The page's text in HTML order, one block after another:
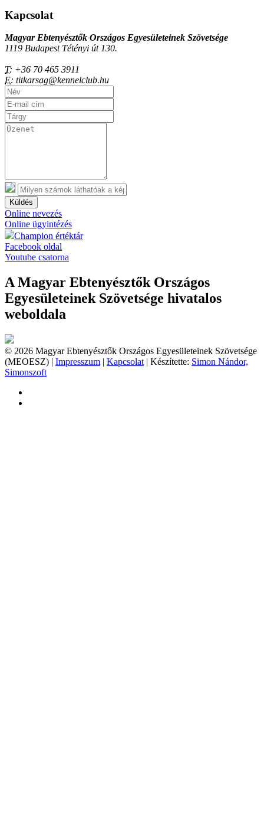
Kapcsolat
Magyar Ebtenyésztők Országos Egyesületeinek Szövetsége
1119 Budapest Tétényi út 130.
T: +36 70 465 3911
E: titkarsag@kennelclub.hu
Küldés
Online nevezés
Online ügyintézés
Champion értéktár
Facebook oldal
Youtube csatorna
A Magyar Ebtenyésztők Országos
Egyesületeinek Szövetsége hivatalos
weboldala
© 2026 Magyar Ebtenyésztők Országos Egyesületeinek Szövetsége
(MEOESZ) | Impresszum | Kapcsolat | Készítette: Simon Nándor,
Simonszoft